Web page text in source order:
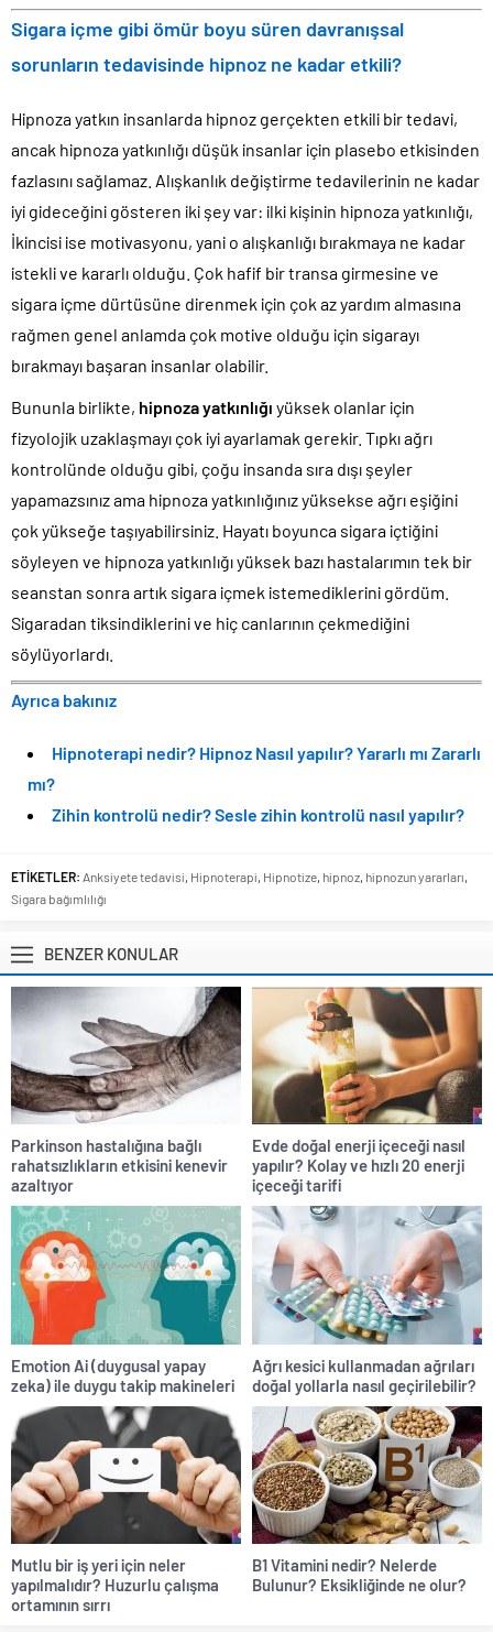
Sigara içme gibi ömür boyu süren davranışsal
sorunların tedavisinde hipnoz ne kadar etkili?
Hipnoza yatkın insanlarda hipnoz gerçekten etkili bir tedavi,
ancak hipnoza yatkınlığı düşük insanlar için plasebo etkisinden
fazlasını sağlamaz. Alışkanlık değiştirme tedavilerinin ne kadar
iyi gideceğini gösteren iki şey var: ilki kişinin hipnoza yatkınlığı,
İkincisi ise motivasyonu, yani o alışkanlığı bırakmaya ne kadar
istekli ve kararlı olduğu. Çok hafif bir transa girmesine ve
sigara içme dürtüsüne direnmek için çok az yardım almasına
rağmen genel anlamda çok motive olduğu için sigarayı
bırakmayı başaran insanlar olabilir.
Bununla birlikte, hipnoza yatkınlığı yüksek olanlar için
fizyolojik uzaklaşmayı çok iyi ayarlamak gerekir. Tıpkı ağrı
kontrolünde olduğu gibi, çoğu insanda sıra dışı şeyler
yapamazsınız ama hipnoza yatkınlığınız yüksekse ağrı eşiğini
çok yükseğe taşıyabilirsiniz. Hayatı boyunca sigara içtiğini
söyleyen ve hipnoza yatkınlığı yüksek bazı hastalarımın tek bir
seanstan sonra artık sigara içmek istemediklerini gördüm.
Sigaradan tiksindiklerini ve hiç canlarının çekmediğini
söylüyorlardı.
Ayrıca bakınız
Hipnoterapi nedir? Hipnoz Nasıl yapılır? Yararlı mı Zararlı
mı?
Zihin kontrolü nedir? Sesle zihin kontrolü nasıl yapılır?
ETİKETLER: Anksiyete tedavisi Hipnoterapi Hipnotize hipnoz hipnozun yararları
Sigara bağımlılığı
BENZER KONULAR
Parkinson hastalığına bağlı
rahatsızlıkların etkisini kenevir
azaltıyor
Evde doğal enerji içeceği nasıl
yapılır? Kolay ve hızlı 20 enerji
içeceği tarifi
Emotion Ai (duygusal yapay
zeka) ile duygu takip makineleri
Ağrı kesici kullanmadan ağrıları
doğal yollarla nasıl geçirilebilir?
Mutlu bir iş yeri için neler
yapılmalıdır? Huzurlu çalışma
ortamının sırrı
B1 Vitamini nedir? Nelerde
Bulunur? Eksikliğinde ne olur?